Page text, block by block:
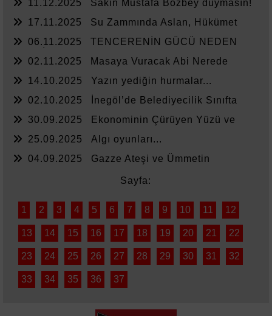
11.12.2025
Sakın Mustafa Bozbey duymasın!
17.11.2025
Su Zammında Aslan, Hükümet
06.11.2025
TENCERENİN GÜCÜ NEDEN
02.11.2025
Masaya Vuracak Abi Nerede
14.10.2025
Yazın yediğin hurmalar...
02.10.2025
İnegöl’de Belediyecilik Sınıfta
30.09.2025
Ekonominin Çürüyen Yüzü ve
25.09.2025
Algı oyunları...
04.09.2025
Gazze Ateşi ve Ümmetin
Sayfa:
1 2 3 4 5 6 7 8 9 10 11 12
13 14 15 16 17 18 19 20 21 22
23 24 25 26 27 28 29 30 31 32
33 34 35 36 37